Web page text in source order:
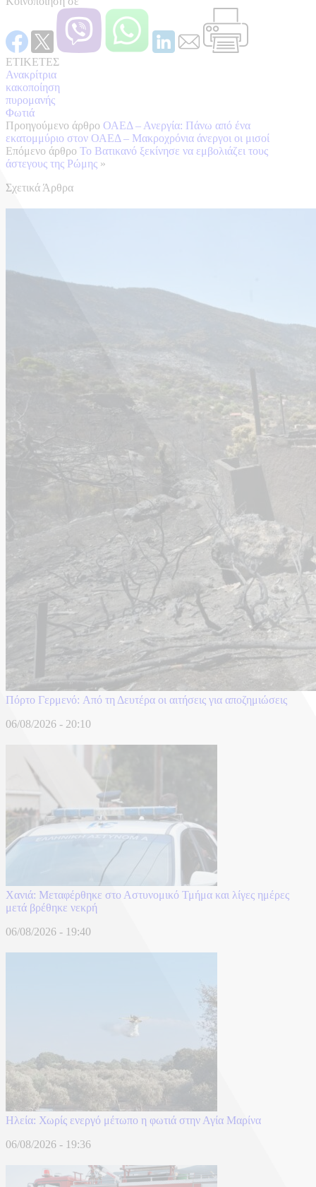
ΕΤΙΚΕΤΕΣ
Ανακρίτρια
κακοποίηση
πυρομανής
Φωτιά
Προηγούμενο άρθρο ΟΑΕΔ – Ανεργία: Πάνω από ένα
εκατομμύριο στον ΟΑΕΔ – Μακροχρόνια άνεργοι οι μισοί
Επόμενο άρθρο Το Βατικανό ξεκίνησε να εμβολιάζει τους
άστεγους της Ρώμης »
Σχετικά Άρθρα
Πόρτο Γερμενό: Aπό τη Δευτέρα οι αιτήσεις για αποζημιώσεις
06/08/2026 - 20:10
Χανιά: Mεταφέρθηκε στο Αστυνομικό Τμήμα και λίγες ημέρες
μετά βρέθηκε νεκρή
06/08/2026 - 19:40
Ηλεία: Χωρίς ενεργό μέτωπο η φωτιά στην Αγία Μαρίνα
06/08/2026 - 19:36